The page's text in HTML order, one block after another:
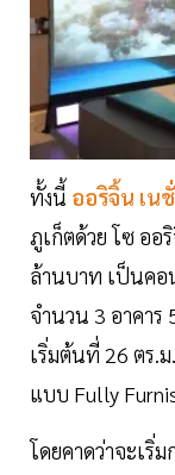
ทั้งนี้ ออริจิ้น เน
ภูเก็ตด้วย โซ ออ
ล้านบาท เป็นคอ
จำนวน 3 อาคาร
เริ่มต้นที่ 26 ตร.
แบบ Fully
โดยคาดว่าจะเริ่